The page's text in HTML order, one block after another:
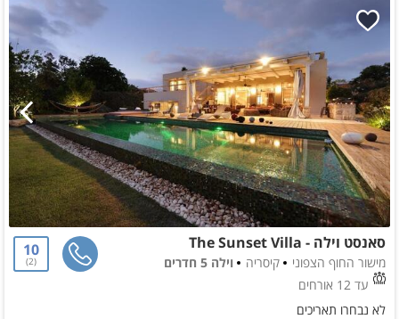
סאנסט וילה - The Sunset Villa
מישור החוף הצפוני קיסריה
וילה 5 חדרים
עד 12 אורחים
10
2
לא נבחרו תאריכים